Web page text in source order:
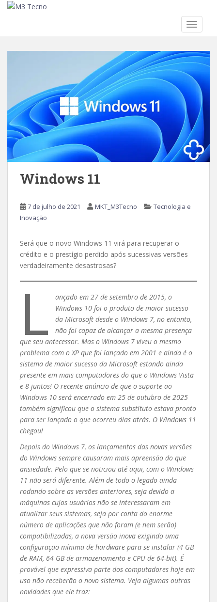
Windows 11
7 de julho de 2021 MKT_M3Tecno
Tecnologia e
Inovação
Será que o novo Windows 11 virá para recuperar o
crédito e o prestígio perdido após sucessivas versões
verdadeiramente desastrosas?
L
ançado em 27 de setembro de 2015, o
Windows 10 foi o produto de maior sucesso
da Microsoft desde o Windows 7, no entanto,
não foi capaz de alcançar a mesma presença
que seu antecessor. Mas o Windows 7 viveu o mesmo
problema com o XP que foi lançado em 2001 e ainda é o
sistema de maior sucesso da Microsoft estando ainda
presente em mais computadores do que o Windows Vista
e 8 juntos! O recente anúncio de que o suporte ao
Windows 10 será encerrado em 25 de outubro de 2025
também significou que o sistema substituto estava pronto
para ser lançado o que ocorreu dias atrás. O Windows 11
chegou!
Depois do Windows 7, os lançamentos das novas versões
do Windows sempre causaram mais apreensão do que
ansiedade. Pelo que se noticiou até aqui, com o Windows
11 não será diferente. Além de todo o legado ainda
rodando sobre as versões anteriores, seja devido a
máquinas cujos usuários não se interessaram em
atualizar seus sistemas, seja por conta do enorme
número de aplicações que não foram (e nem serão)
compatibilizadas, a nova versão inova exigindo uma
configuração mínima de hardware para se instalar (4 GB
de RAM, 64 GB de armazenamento e CPU de 64-bit). É
provável que expressiva parte dos computadores hoje em
uso não receberão o novo sistema. Veja algumas outras
novidades que ele traz: